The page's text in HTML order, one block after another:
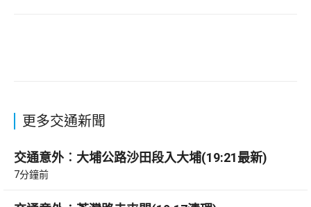
更多交通新聞
交通意外︰大埔公路沙田段入大埔(19:21最新)
7分鐘前